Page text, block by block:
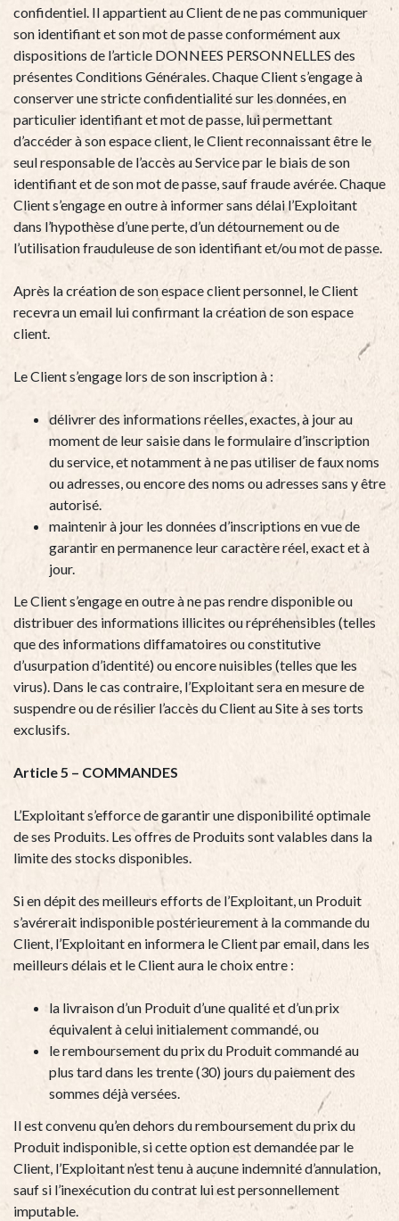
confidentiel. Il appartient au Client de ne pas communiquer
son identifiant et son mot de passe conformément aux
dispositions de l’article DONNEES PERSONNELLES des
présentes Conditions Générales. Chaque Client s’engage à
conserver une stricte confidentialité sur les données, en
particulier identifiant et mot de passe, lui permettant
d’accéder à son espace client, le Client reconnaissant être le
seul responsable de l’accès au Service par le biais de son
identifiant et de son mot de passe, sauf fraude avérée. Chaque
Client s’engage en outre à informer sans délai l’Exploitant
dans l’hypothèse d’une perte, d’un détournement ou de
l’utilisation frauduleuse de son identifiant et/ou mot de passe.
Après la création de son espace client personnel, le Client
recevra un email lui confirmant la création de son espace
client.
Le Client s’engage lors de son inscription à :
délivrer des informations réelles, exactes, à jour au
moment de leur saisie dans le formulaire d’inscription
du service, et notamment à ne pas utiliser de faux noms
ou adresses, ou encore des noms ou adresses sans y être
autorisé.
maintenir à jour les données d’inscriptions en vue de
garantir en permanence leur caractère réel, exact et à
jour.
Le Client s’engage en outre à ne pas rendre disponible ou
distribuer des informations illicites ou répréhensibles (telles
que des informations diffamatoires ou constitutive
d’usurpation d’identité) ou encore nuisibles (telles que les
virus). Dans le cas contraire, l’Exploitant sera en mesure de
suspendre ou de résilier l’accès du Client au Site à ses torts
exclusifs.
Article 5 – COMMANDES
L’Exploitant s’efforce de garantir une disponibilité optimale
de ses Produits. Les offres de Produits sont valables dans la
limite des stocks disponibles.
Si en dépit des meilleurs efforts de l’Exploitant, un Produit
s’avérerait indisponible postérieurement à la commande du
Client, l’Exploitant en informera le Client par email, dans les
meilleurs délais et le Client aura le choix entre :
la livraison d’un Produit d’une qualité et d’un prix
équivalent à celui initialement commandé, ou
le remboursement du prix du Produit commandé au
plus tard dans les trente (30) jours du paiement des
sommes déjà versées.
Il est convenu qu’en dehors du remboursement du prix du
Produit indisponible, si cette option est demandée par le
Client, l’Exploitant n’est tenu à aucune indemnité d’annulation,
sauf si l’inexécution du contrat lui est personnellement
imputable.